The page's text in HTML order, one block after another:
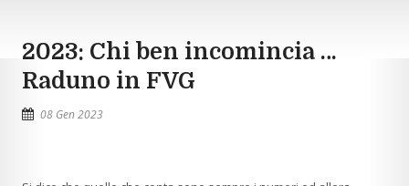
2023: Chi ben incomincia …
Raduno in FVG
08 Gen 2023